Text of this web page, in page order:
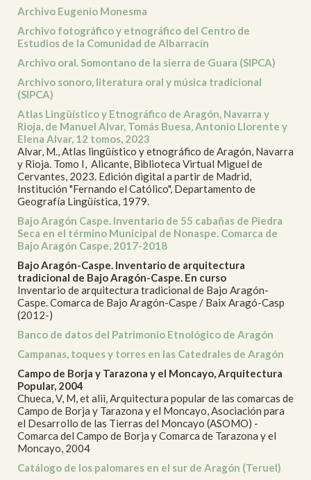
Archivo Eugenio Monesma
Archivo fotográfico y etnográfico del Centro de
Estudios de la Comunidad de Albarracín
Archivo oral. Somontano de la sierra de Guara (SIPCA)
Archivo sonoro, literatura oral y música tradicional
(SIPCA)
Atlas Lingüístico y Etnográfico de Aragón, Navarra y
Rioja, de Manuel Alvar, Tomás Buesa, Antonio Llorente y
Elena Alvar, 12 tomos, 2023
Alvar, M., Atlas lingüístico y etnográfico de Aragón, Navarra
y Rioja. Tomo I, Alicante, Biblioteca Virtual Miguel de
Cervantes, 2023. Edición digital a partir de Madrid,
Institución "Fernando el Católico", Departamento de
Geografía Lingüística, 1979.
Bajo Aragón Caspe. Inventario de 55 cabañas de Piedra
Seca en el término Municipal de Nonaspe. Comarca de
Bajo Aragón Caspe, 2017-2018
Bajo Aragón-Caspe. Inventario de arquitectura
tradicional de Bajo Aragón-Caspe. En curso
Inventario de arquitectura tradicional de Bajo Aragón-
Caspe. Comarca de Bajo Aragón-Caspe / Baix Aragó-Casp
(2012-)
Banco de datos del Patrimonio Etnológico de Aragón
Campanas, toques y torres en las Catedrales de Aragón
Campo de Borja y Tarazona y el Moncayo, Arquitectura
Popular, 2004
Chueca, V, M, et alii, Arquitectura popular de las comarcas de
Campo de Borja y Tarazona y el Moncayo, Asociación para
el Desarrollo de las Tierras del Moncayo (ASOMO) -
Comarca del Campo de Borja y Comarca de Tarazona y el
Moncayo, 2004
Catálogo de los palomares en el sur de Aragón (Teruel)